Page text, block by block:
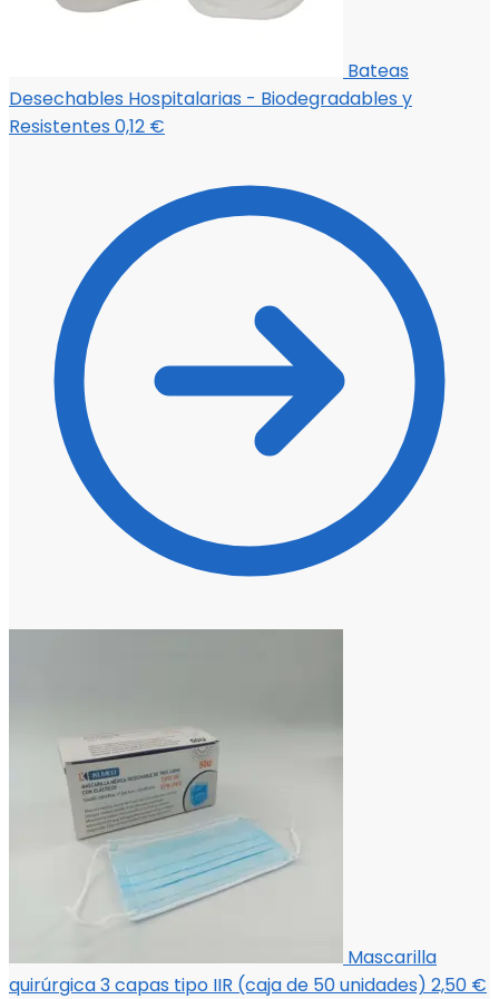
Bateas
Desechables Hospitalarias - Biodegradables y
Resistentes 0,12 €
Mascarilla
quirúrgica 3 capas tipo IIR (caja de 50 unidades) 2,50 €